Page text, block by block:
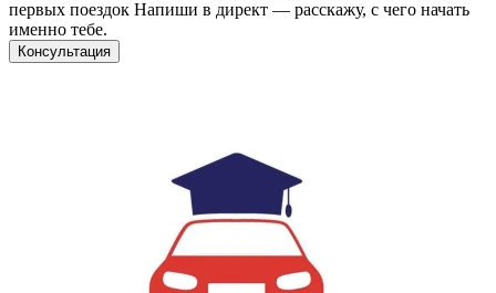
первых поездок Напиши в директ — расскажу, с чего начать
именно тебе.
Консультация